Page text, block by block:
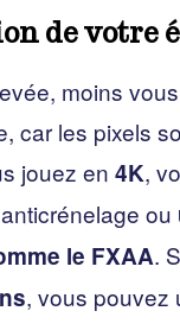
de votre
moins
car les pixels
jouez en 4K,
ou
le FXAA.
, vous pouvez